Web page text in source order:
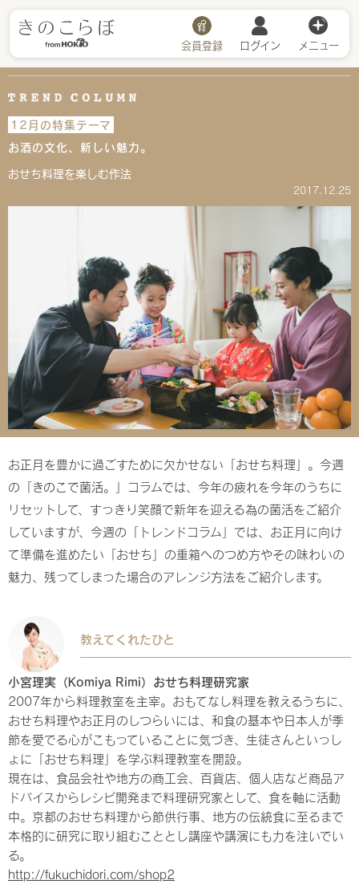
会員登録 ログイン メニュー
12月の特集テーマ
お酒の文化、新しい魅力。
おせち料理を楽しむ作法
2017.12.25
お正月を豊かに過ごすために欠かせない「おせち料理」。今週
の 「きのこで菌活。」
コラムでは、今年の疲れを今年のうちに
リセットして、すっきり笑顔で新年を迎える為の菌活をご紹介
していますが、今週の「トレンドコラム」では、お正月に向け
て準備を進めたい「おせち」の重箱へのつめ方やその味わいの
魅力、残ってしまった場合のアレンジ方法をご紹介します。
教えてくれたひと
小宮理実（Komiya Rimi）おせち料理研究家
2007年から料理教室を主宰。おもてなし料理を教えるうちに、
おせち料理やお正月のしつらいには、和食の基本や日本人が季
節を愛でる心がこもっていることに気づき、生徒さんといっし
ょに「おせち料理」を学ぶ料理教室を開設。
現在は、食品会社や地方の商工会、百貨店、個人店など商品ア
ドバイスからレシピ開発まで料理研究家として、食を軸に活動
中。京都のおせち料理から節供行事、地方の伝統食に至るまで
本格的に研究に取り組むこととし講座や講演にも力を注いでい
る。
http://fukuchidori.com/shop2